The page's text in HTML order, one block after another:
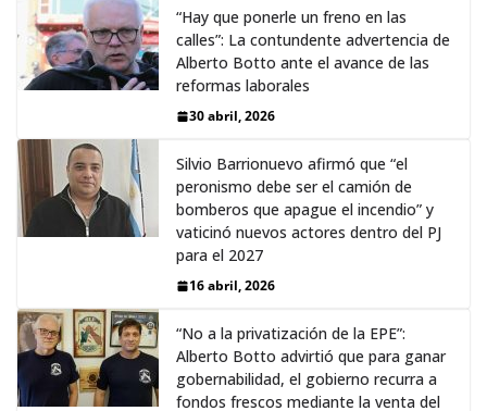
“Hay que ponerle un freno en las
calles”: La contundente advertencia de
Alberto Botto ante el avance de las
reformas laborales
30 abril, 2026
Silvio Barrionuevo afirmó que “el
peronismo debe ser el camión de
bomberos que apague el incendio” y
vaticinó nuevos actores dentro del PJ
para el 2027
16 abril, 2026
“No a la privatización de la EPE”:
Alberto Botto advirtió que para ganar
gobernabilidad, el gobierno recurra a
fondos frescos mediante la venta del